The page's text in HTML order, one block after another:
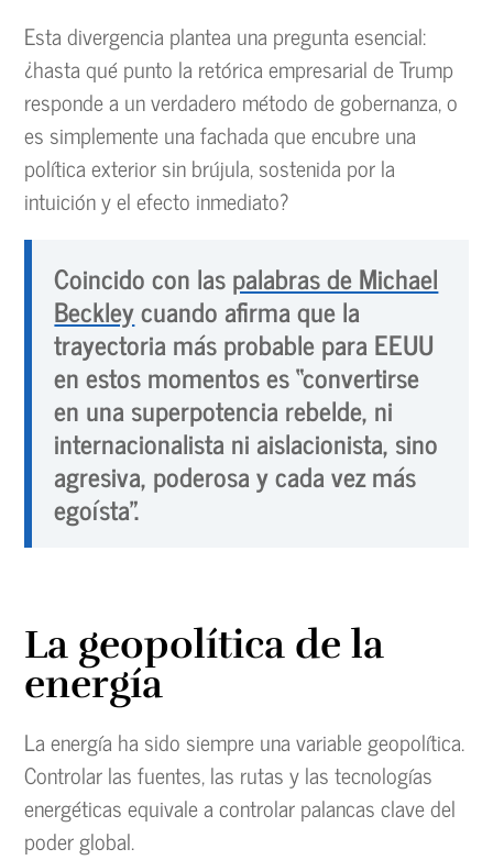
Esta divergencia plantea una pregunta esencial:
¿hasta qué punto la retórica empresarial de Trump
responde a un verdadero método de gobernanza, o
es simplemente una fachada que encubre una
política exterior sin brújula, sostenida por la
intuición y el efecto inmediato?
Coincido con laspalabras de Michael
Beckleycuando afirma que la
trayectoria más probablepara EEUU
en estos momentos es “convertirse
en una superpotencia rebelde, ni
internacionalista ni aislacionista, sino
agresiva, poderosa y cada vez más
egoísta”.
La geopolítica de la
energía
La energía ha sido siempre una variable geopolítica.
Controlar las fuentes, las rutas y las tecnologías
energéticas equivale a controlar palancas clave del
poder global.